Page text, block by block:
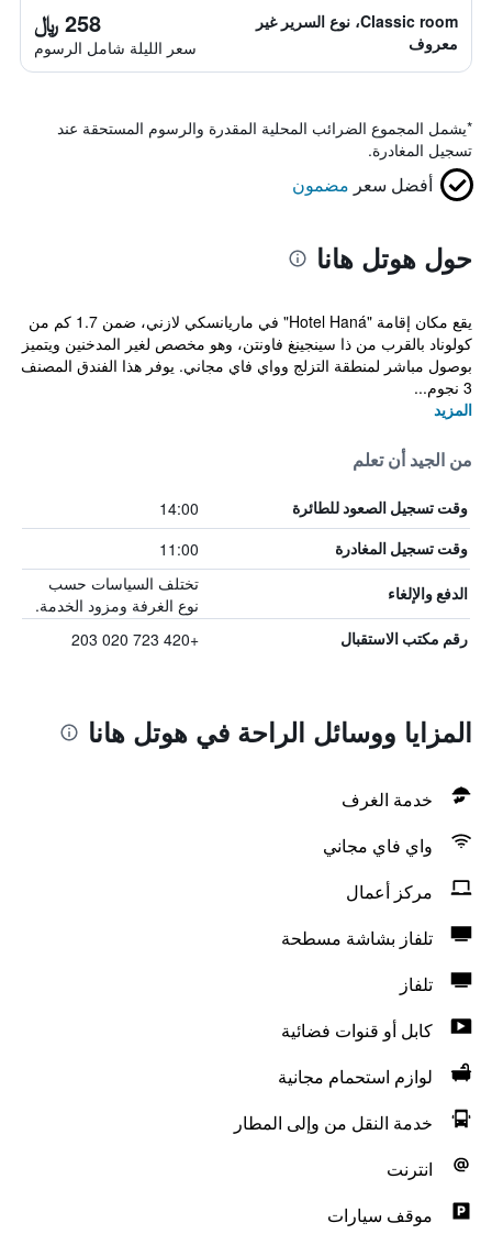
Classic room، نوع السرير غير
معروف
258 ﷼
سعر الليلة شامل الرسوم
*يشمل المجموع الضرائب المحلية المقدرة والرسوم المستحقة عند
تسجيل المغادرة.
أفضل سعر مضمون
حول هوتل هانا
يقع مكان إقامة "Hotel Haná" في ماريانسكي لازني، ضمن 1.7 كم من
كولوناد بالقرب من ذا سينجينغ فاونتن، وهو مخصص لغير المدخنين ويتميز
بوصول مباشر لمنطقة التزلج وواي فاي مجاني. يوفر هذا الفندق المصنف
3 نجوم...
المزيد
من الجيد أن تعلم
وقت تسجيل الصعود للطائرة 14:00
وقت تسجيل المغادرة 11:00
الدفع والإلغاء
تختلف السياسات حسب
نوع الغرفة ومزود الخدمة.
رقم مكتب الاستقبال +420 723 020 203
المزايا ووسائل الراحة في هوتل هانا
خدمة الغرف
واي فاي مجاني
مركز أعمال
تلفاز بشاشة مسطحة
تلفاز
كابل أو قنوات فضائية
لوازم استحمام مجانية
خدمة النقل من وإلى المطار
انترنت
موقف سيارات